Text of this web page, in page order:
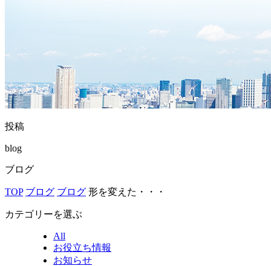
投稿
blog
ブログ
TOP ブログ ブログ 形を変えた・・・
カテゴリーを選ぶ
All
お役立ち情報
お知らせ